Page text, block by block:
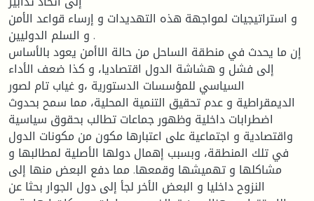
و استراتيجيات لمواجهة هذه التهديدات و إرساء قواعد الأمن
و السلم الدوليين .
إن ما يحدث في منطقة الساحل من حالة الاأمن يعود بالأساس
إلى فشل و هشاشة الدول اقتصاديا، و كذا ضعف الأداء
السياسي للمؤسسات الدستورية ،و غياب تام لصور
الديمقراطية و عدم تحقيق التنمية المحلية، مما سمح بحدوث
اضطرابات داخلية وظهور جماعات تطالب بحقوق سياسية
واقتصادية و اجتماعية على اعتبارها مكون من مكونات الدول
في تلك المنطقة، وبسبب إهمال دولها الأصلية لمطالبها و
مشاكلها و تهميشها وقمعها. مما دفع البعض منها إلى
النزوح داخليا و البعض الأخر لجأ إلى دول الجوار بحثا عن